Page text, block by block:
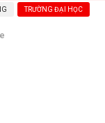
TRƯỜNG ĐẠI HỌC